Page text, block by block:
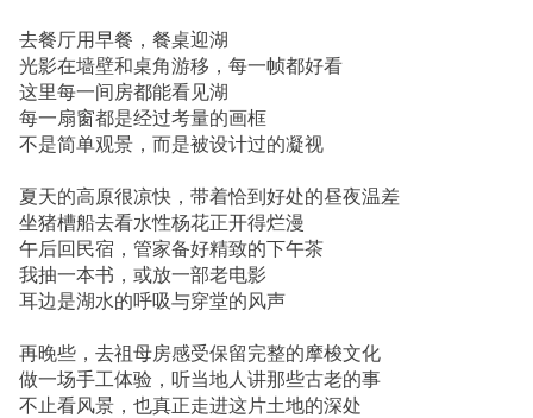
去餐厅用早餐，餐桌迎湖
光影在墙壁和桌角游移，每一帧都好看
这里每一间房都能看见湖
每一扇窗都是经过考量的画框
不是简单观景，而是被设计过的凝视
夏天的高原很凉快，带着恰到好处的昼夜温差
坐猪槽船去看水性杨花正开得烂漫
午后回民宿，管家备好精致的下午茶
我抽一本书，或放一部老电影
耳边是湖水的呼吸与穿堂的风声
再晚些，去祖母房感受保留完整的摩梭文化
做一场手工体验，听当地人讲那些古老的事
不止看风景，也真正走进这片土地的深处